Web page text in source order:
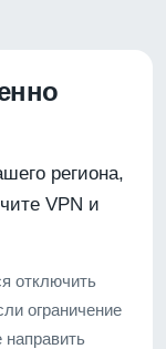
региона,
VPN и
отключить
ограничение